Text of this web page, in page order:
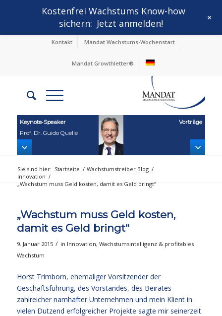
Kontakt Mandat Wachstums-Wochenstart
Mandat Growthletter®
Keynote‑Speaker
Prof. Dr. Guido Quelle
Vorträge
Sie sind hier: Startseite / Wachstumstreiber Blog /
Innovation /
„Wachstum muss Geld kosten, damit es Geld bringt“
„Wachstum muss Geld kosten,
damit es Geld bringt“
9. Januar 2015 / in Innovation, Wachstumsintelligenz & profitables
Wachstum
Horst Trimborn, ehemaliger Vorsitzender der
Geschäftsführung, des Vorstandes, des Beirates
zahlreicher namhafter Unternehmen und mein Klient in
vielen Dutzend erfolgreicher Projekte sagte mir seinerzeit
Kostenfrei Wachstums Know-how
sichern: Jetzt anmelden! +